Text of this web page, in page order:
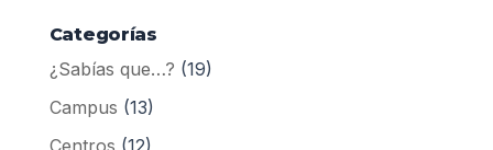
Categorías
¿Sabías que…? (19)
Campus (13)